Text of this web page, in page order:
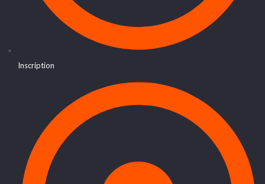
Inscription